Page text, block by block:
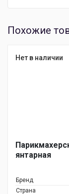
Похожие
Нет в наличии
янтарная
Бренд
Страна